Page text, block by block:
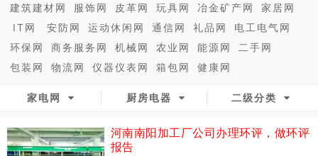
建筑建材网
服饰网 皮革网 玩具网 冶金矿产网
家居网
IT网
安防网 运动休闲网 通信网 礼品网
电工电气网
环保网
商务服务网 机械网 农业网 能源网
二手网
包装网
物流网 仪器仪表网 箱包网 健康网
家电网 厨房电器 二级分类
河南南阳加工厂公司办理环评，做环评
报告